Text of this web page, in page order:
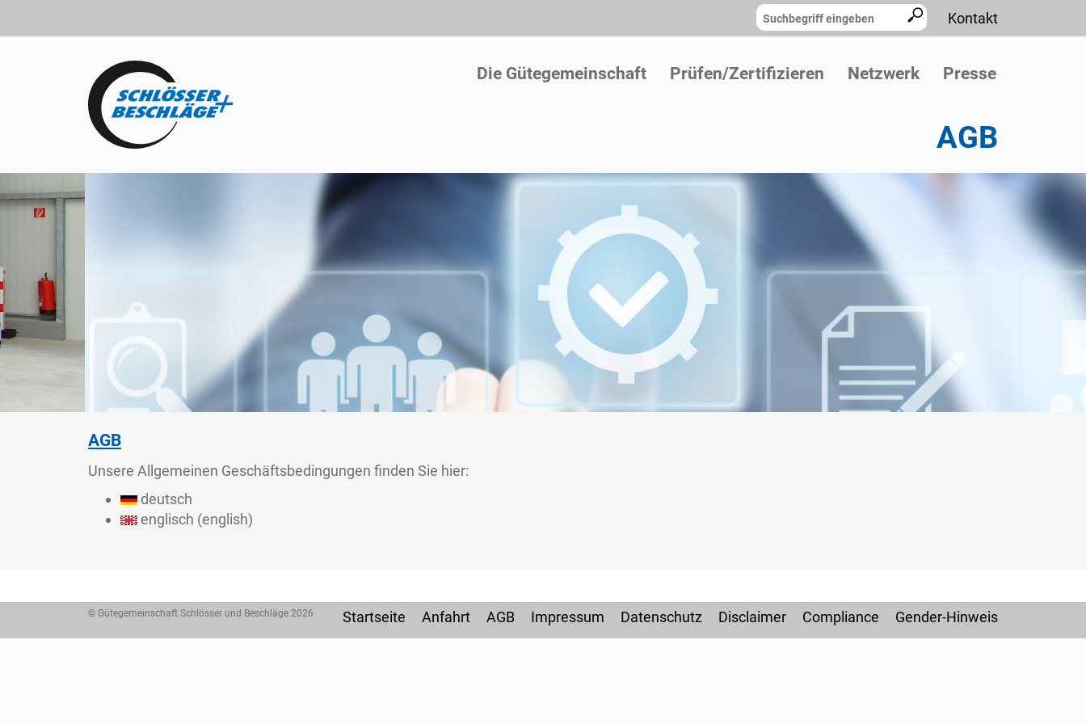
Kontakt
Die Gütegemeinschaft Prüfen/Zertifizieren Netzwerk Presse
AGB
AGB
Unsere Allgemeinen Geschäftsbedingungen finden Sie hier:
deutsch
englisch (english)
© Gütegemeinschaft Schlösser und Beschläge 2026 Startseite Anfahrt AGB Impressum Datenschutz Disclaimer Compliance Gender-Hinweis